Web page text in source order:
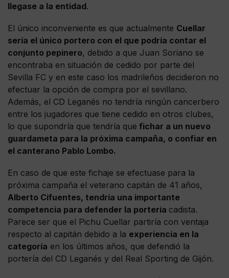
llegase a la entidad.
El único inconveniente es que actualmente Cuellar
sería el único portero con el que podría contar el
conjunto pepinero, debido a que Juan Soriano se
encontraba en situación de cedido por parte del
Sevilla FC y en este caso los madrileños decidieron no
efectuar la opción de compra por el sevillano.
Además, el CD Leganés no tendría ningún cancerbero
entre los jugadores que tiene cedido en otros clubes,
lo que supondría que tendría que fichar a un nuevo
guardameta para la próxima campaña, o confiar en
el canterano Pablo Lombo.
En caso de que este fichaje se efectuase para la
próxima campaña el veterano capitán de 41 años,
Alberto Cifuentes, tendría una importante
competencia para defender la portería cadista.
Parece ser que el Pichu Cuellar partiría con ventaja
respecto al capitán debido a la experiencia en la
categoría en los últimos años, que defendió la
portería del CD Leganés y del Real Sporting de Gijón.